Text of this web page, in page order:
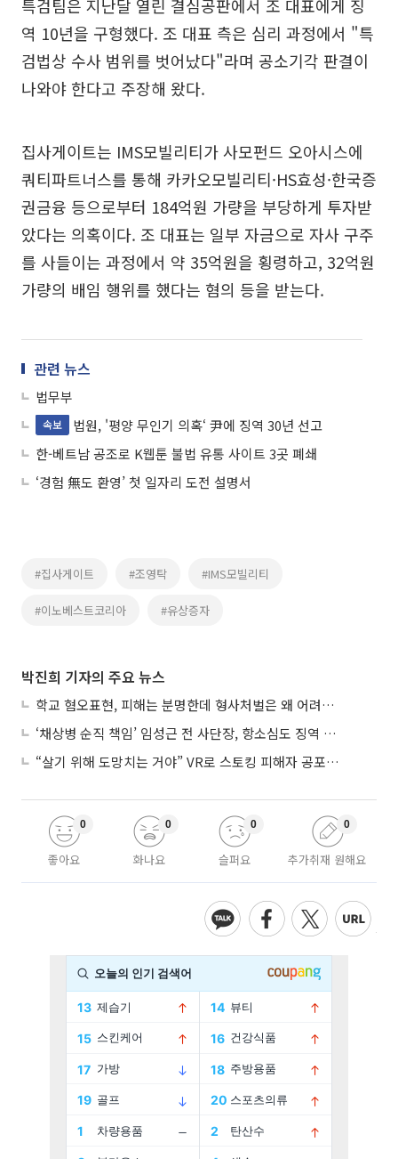
특검팀은 지난달 열린 결심공판에서 조 대표에게 징
역 10년을 구형했다. 조 대표 측은 심리 과정에서 "특
검법상 수사 범위를 벗어났다"라며 공소기각 판결이
나와야 한다고 주장해 왔다.
집사게이트는 IMS모빌리티가 사모펀드 오아시스에
쿼티파트너스를 통해 카카오모빌리티·HS효성·한국증
권금융 등으로부터 184억원 가량을 부당하게 투자받
았다는 의혹이다. 조 대표는 일부 자금으로 자사 구주
를 사들이는 과정에서 약 35억원을 횡령하고, 32억원
가량의 배임 행위를 했다는 혐의 등을 받는다.
관련 뉴스
법무부
속보
법원, '평양 무인기 의혹‘ 尹에 징역 30년 선고
한-베트남 공조로 K웹툰 불법 유통 사이트 3곳 폐쇄
‘경험 無도 환영’ 첫 일자리 도전 설명서
#집사게이트 #조영탁 #IMS모빌리티
#이노베스트코리아 #유상증자
박진희 기자의 주요 뉴스
학교 혐오표현, 피해는 분명한데 형사처벌은 왜 어려울까?
‘채상병 순직 책임’ 임성근 전 사단장, 항소심도 징역 3년
“살기 위해 도망치는 거야” VR로 스토킹 피해자 공포 마주한 수형자들
좋아요
0
화나요
0
슬퍼요
0
추가취재 원해요
0